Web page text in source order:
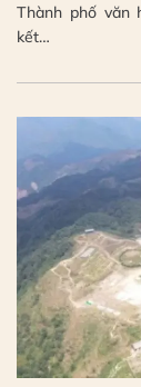
Thành phố văn
kết…